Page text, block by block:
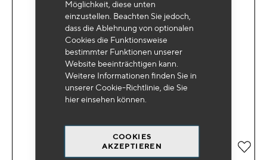
Möglichkeit, diese unten
einzustellen. Beachten Sie jedoch,
dass die Ablehnung von optionalen
Cookies die Funktionsweise
bestimmter Funktionen unserer
Website beeinträchtigen kann.
Weitere Informationen finden Sie in
unserer Cookie-Richtlinie, die Sie
hiereinsehen können.
COOKIES
AKZEPTIEREN
Zur